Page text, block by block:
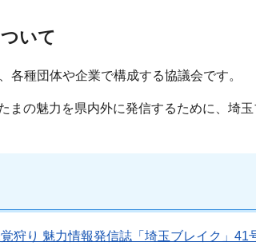
いて
種団体や企業で構成する協議会です。
の魅力を県内外に発信するために、埼
狩り 魅力情報発信誌「埼玉ブレイク」41